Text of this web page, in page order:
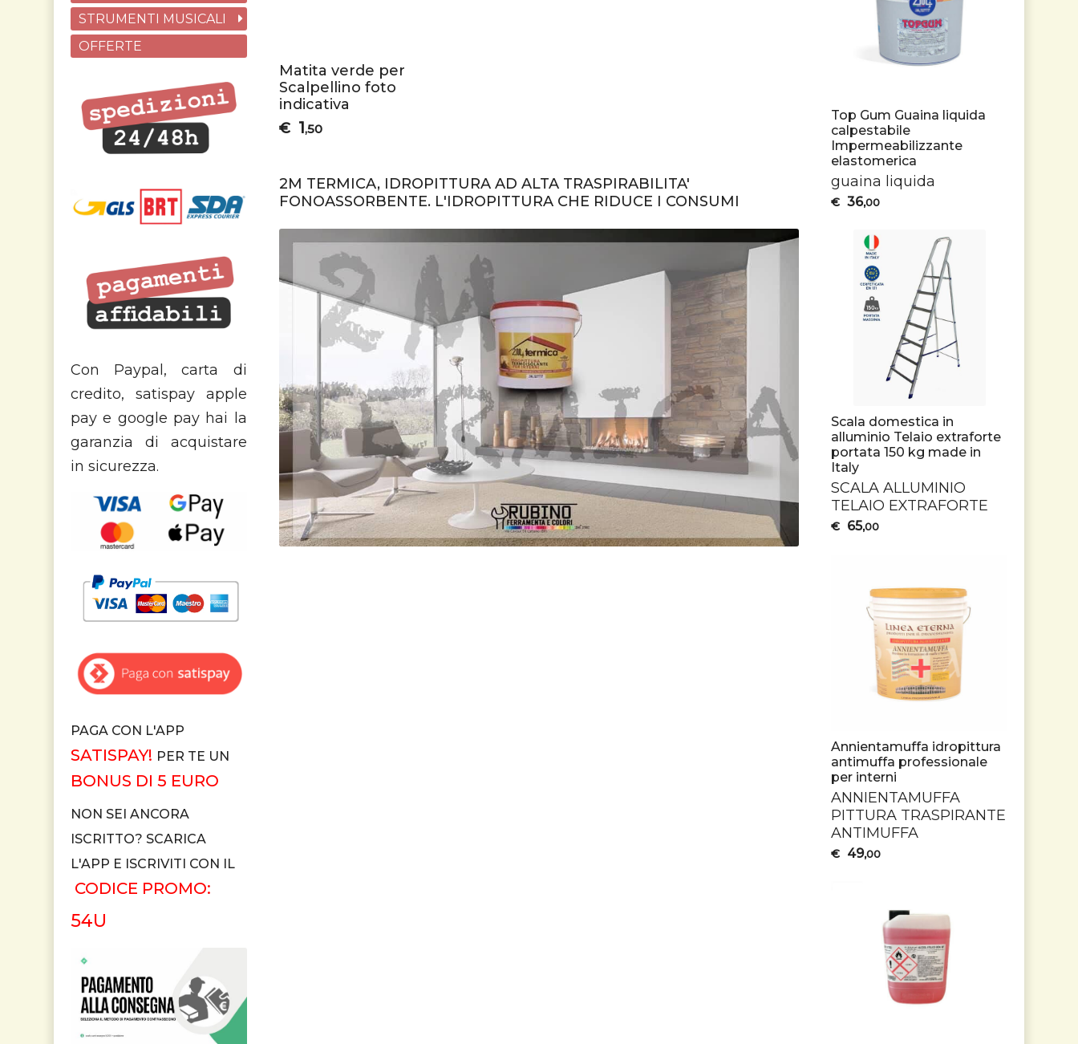
Matita verde per
Scalpellino foto
indicativa
€ 1,50
2M TERMICA, IDROPITTURA AD ALTA TRASPIRABILITA'
FONOASSORBENTE. L'IDROPITTURA CHE RIDUCE I CONSUMI
STRUMENTI MUSICALI
OFFERTE
Con Paypal, carta di
credito, satispay apple
pay e google pay hai la
garanzia di acquistare
in sicurezza.
PAGA CON L'APP
SATISPAY! PER TE UN
BONUS DI 5 EURO
NON SEI ANCORA
ISCRITTO? SCARICA
L'APP E ISCRIVITI CON IL
CODICE PROMO:
54U
Top Gum Guaina liquida
calpestabile
Impermeabilizzante
elastomerica
guaina liquida
€ 36,00
Scala domestica in
alluminio Telaio extraforte
portata 150 kg made in
Italy
SCALA ALLUMINIO
TELAIO EXTRAFORTE
€ 65,00
Annientamuffa idropittura
antimuffa professionale
per interni
ANNIENTAMUFFA
PITTURA TRASPIRANTE
ANTIMUFFA
€ 49,00